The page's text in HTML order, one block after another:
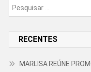
RECENTES
MARLISA REÚNE